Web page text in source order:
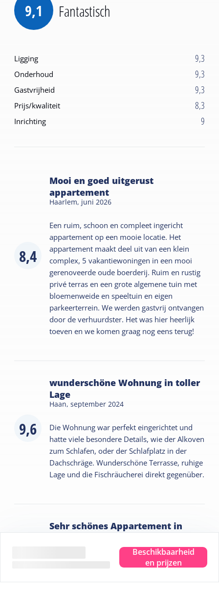
Beschikbaarheid
en prijzen
9,1 Fantastisch
Ligging 9,3
Onderhoud 9,3
Gastvrijheid 9,3
Prijs/kwaliteit 8,3
Inrichting 9
8,4
Mooi en goed uitgerust
appartement
Haarlem, juni 2026
Een ruim, schoon en compleet ingericht
appartement op een mooie locatie. Het
appartement maakt deel uit van een klein
complex, 5 vakantiewoningen in een mooi
gerenoveerde oude boerderij. Ruim en rustig
privé terras en een grote algemene tuin met
bloemenweide en speeltuin en eigen
parkeerterrein. We werden gastvrij ontvangen
door de verhuurdster. Het was hier heerlijk
toeven en we komen graag nog eens terug!
9,6
wunderschöne Wohnung in toller
Lage
Haan,september 2024
Die Wohnung war perfekt eingerichtet und
hatte viele besondere Details, wie der Alkoven
zum Schlafen, oder der Schlafplatz in der
Dachschräge. Wunderschöne Terrasse, ruhige
Lage und die Fischräucherei direkt gegenüber.
Sehr schönes Appartement in
angelegten Liegenschaft mit
weiteren Appartements